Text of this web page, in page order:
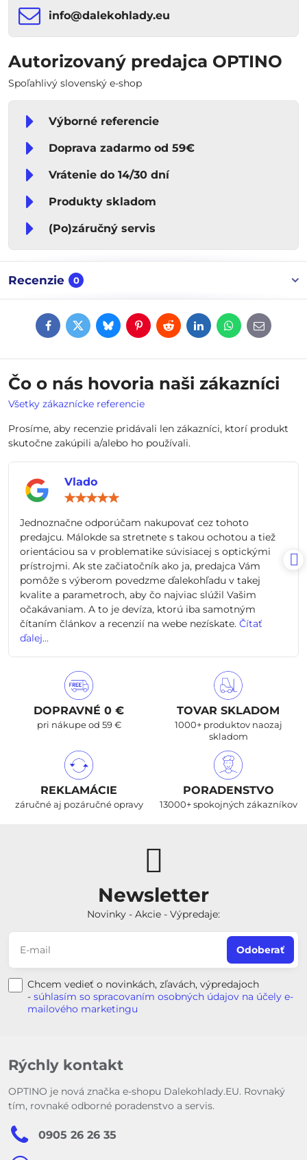
info​​@dalekohlady​​.eu
Autorizovaný predajca OPTINO
Spoľahlivý slovenský e-shop
Výborné referencie
Doprava zadarmo od 59€
Vrátenie do 14/30 dní
Produkty skladom
(Po)záručný servis
Recenzie 0
FacebookTwitterBlueskyPinterestRedditLinkedInWhatsApp
E-
mail
Čo o nás hovoria naši zákazníci
Všetky zákaznícke referencie
Prosíme, aby recenzie pridávali len zákazníci, ktorí produkt
skutočne zakúpili a/alebo ho používali.
Vlado
5
Jednoznačne odporúčam nakupovať cez tohoto
predajcu. Málokde sa stretnete s takou ochotou a tiež
orientáciou sa v problematike súvisiacej s optickými
prístrojmi. Ak ste začiatočník ako ja, predajca Vám
pomôže s výberom povedzme ďalekohľadu v takej
kvalite a parametroch, aby čo najviac slúžil Vašim
očakávaniam. A to je devíza, ktorú iba samotným
čítaním článkov a recenzií na webe nezískate. Čítať
ďalej...
DOPRAVNÉ 0 €
pri nákupe od 59 €
TOVAR SKLADOM
1000+ produktov naozaj
skladom
REKLAMÁCIE
záručné aj pozáručné opravy
PORADENSTVO
13000+ spokojných zákazníkov
Newsletter
Novinky - Akcie - Výpredaje:
Odoberať
Chcem vedieť o novinkách, zľavách, výpredajoch
- súhlasím so spracovaním osobných údajov na účely e-
mailového marketingu
Rýchly kontakt
OPTINO je nová značka e-shopu Dalekohlady.EU. Rovnaký
tím, rovnaké odborné poradenstvo a servis.
0905 26 26 35